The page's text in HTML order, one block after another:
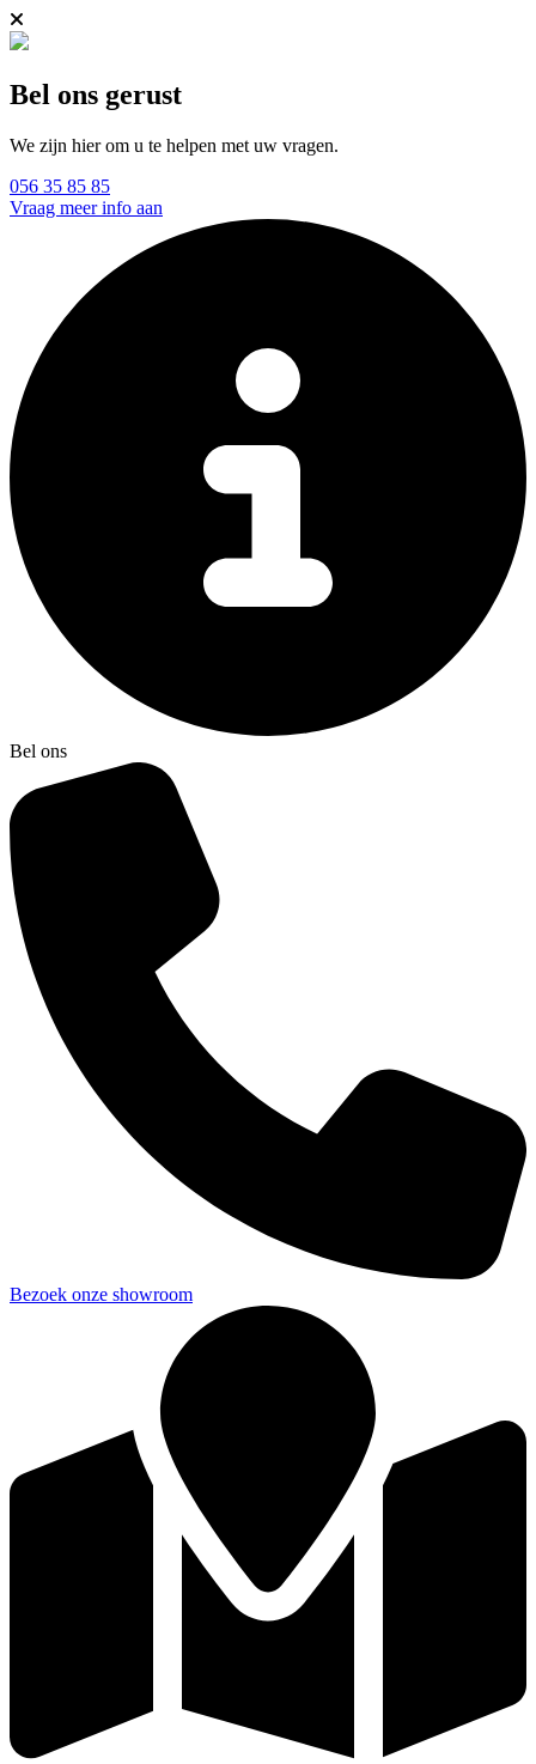
Bel ons gerust
We zijn hier om u te helpen met uw vragen.
056 35 85 85
Vraag meer info aan
Bel ons
Bezoek onze showroom